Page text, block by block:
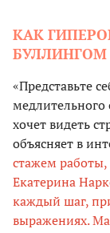
КАК
БУЛЛИНГОМ
«Представьте
хочет видеть
объясняет в
стажем
Екатерина
каждый шаг,
выражениях.